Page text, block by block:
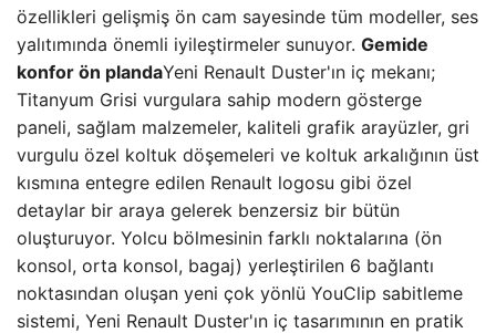
özellikleri gelişmiş ön cam sayesinde tüm modeller, ses
yalıtımında önemli iyileştirmeler sunuyor. Gemide
konfor ön plandaYeni Renault Duster'ın iç mekanı;
Titanyum Grisi vurgulara sahip modern gösterge
paneli, sağlam malzemeler, kaliteli grafik arayüzler, gri
vurgulu özel koltuk döşemeleri ve koltuk arkalığının üst
kısmına entegre edilen Renault logosu gibi özel
detaylar bir araya gelerek benzersiz bir bütün
oluşturuyor. Yolcu bölmesinin farklı noktalarına (ön
konsol, orta konsol, bagaj) yerleştirilen 6 bağlantı
noktasından oluşan yeni çok yönlü YouClip sabitleme
sistemi, Yeni Renault Duster'ın iç tasarımının en pratik